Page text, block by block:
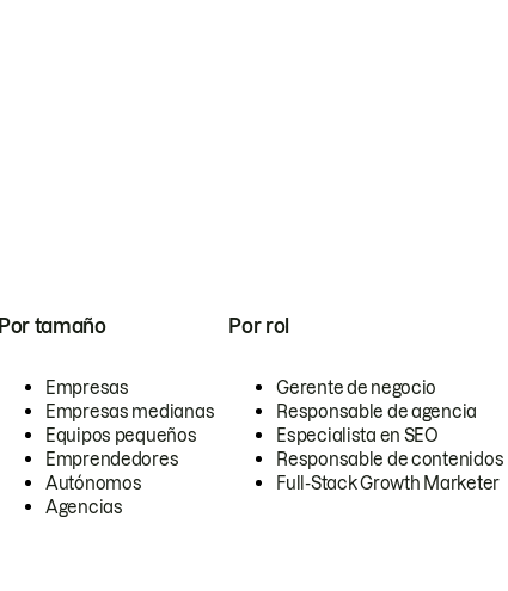
Por tamaño
Empresas
Empresas medianas
Equipos pequeños
Emprendedores
Autónomos
Agencias
Por rol
Gerente de negocio
Responsable de agencia
Especialista en SEO
Responsable de contenidos
Full-Stack Growth Marketer